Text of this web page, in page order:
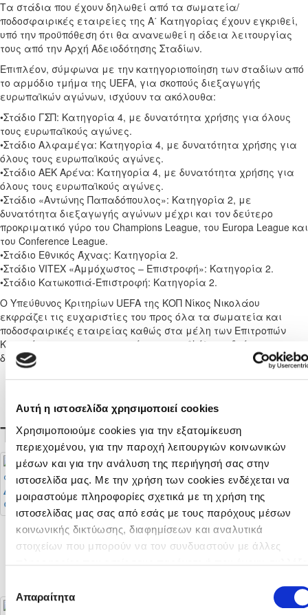
Αυτή η ιστοσελίδα χρησιμοποιεί cookies
Χρησιμοποιούμε cookies για την εξατομίκευση
περιεχομένου, για την παροχή λειτουργιών κοινωνικών
μέσων και για την ανάλυση της περιήγησή σας στην
ιστοσελίδα μας. Με την χρήση των cookies ενδέχεται να
μοιραστούμε πληροφορίες σχετικά με τη χρήση της
ιστοσελίδας μας σας από εσάς με τους παρόχους μέσων
κοινωνικής δικτύωσης, διαφημίσεων και αναλυτικά
στοιχείων που μπορούν να τον συνδυαστούν με άλλες
μάθετε περισσότερα σχετικά με την χρήση των Cookies
εδώ
συγκατάθεσης
Απαραίτητα
Τα στάδια που έχουν δηλωθεί από τα σωματεία/
ποδοσφαιρικές εταιρείες της Α΄ Κατηγορίας έχουν εγκριθεί,
υπό την προϋπόθεση ότι θα ανανεωθεί η άδεια λειτουργίας
τους από την Αρχή Αδειοδότησης Σταδίων.
Επιπλέον, σύμφωνα με την κατηγοριοποίηση των σταδίων από
το αρμόδιο τμήμα της UEFA, για σκοπούς διεξαγωγής
ευρωπαϊκών αγώνων, ισχύουν τα ακόλουθα:
•Στάδιο ΓΣΠ: Κατηγορία 4, με δυνατότητα χρήσης για όλους
τους ευρωπαϊκούς αγώνες.
•Στάδιο Αλφαμέγα: Κατηγορία 4, με δυνατότητα χρήσης για
όλους τους ευρωπαϊκούς αγώνες.
•Στάδιο ΑΕΚ Αρένα: Κατηγορία 4, με δυνατότητα χρήσης για
όλους τους ευρωπαϊκούς αγώνες.
•Στάδιο «Αντώνης Παπαδόπουλος»: Κατηγορία 2, με
δυνατότητα διεξαγωγής αγώνων μέχρι και τον δεύτερο
προκριματικό γύρο του Champions League, του Europa League και
του Conference League.
•Στάδιο Εθνικός Άχνας: Κατηγορία 2.
•Στάδιο VITEX «Αμμόχωστος – Επιστροφή»: Κατηγορία 2.
•Στάδιο Κατωκοπιά-Επιστροφή: Κατηγορία 2.
Ο Υπεύθυνος Κριτηρίων UEFA της ΚΟΠ Νίκος Νικολάου
εκφράζει τις ευχαριστίες του προς όλα τα σωματεία και
ποδοσφαιρικές εταιρείας καθώς στα μέλη των Επιτροπών
Κριτηρίων
για τη συνεργασία τους καθ’ όλη τη διάρκεια της
διαδικασίας ελέγχου.
Τελευταίες Ειδήσεις
Διαιτητές φιλικών
αγώνων
Επίλεκτη Κατηγορία
ΣΤΟΚ 2026-27:
Πρόγραμμα, έδρες